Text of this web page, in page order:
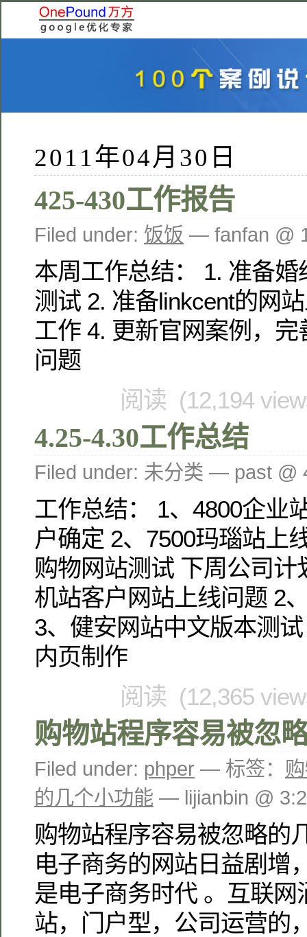
2011年04月30日
425-430工作报告
Filed under: 饭饭 — fanfan @
本周工作总结： 1. 准备
测试 2. 准备linkcent的网
工作 4. 更新官网案例，
问题
阅读 (12,194
4.25-4.30工作总结
Filed under: 未分类 — past @
工作总结： 1、4800企业
户确定 2、7500玛瑙站上
购物网站测试 下周公司计
机站客户网站上线问题 2
3、健安网站中文版本测
内页制作
阅读 (12,365
购物站程序容易被忽
Filed under: phper — 标签：
的几个小功能 — lijianbin @
购物站程序容易被忽略的
电子商务的网站日益剧增
是电子商务时代 。互联网
站，门户型，公司运营的